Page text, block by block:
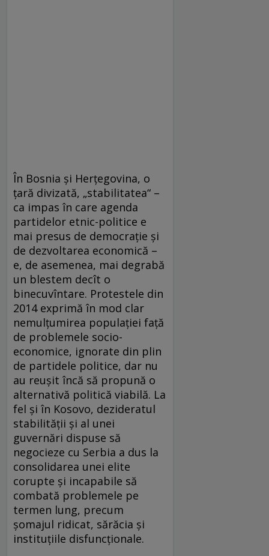
În Bosnia și Herțegovina, o
țară divizată, „stabilitatea“ –
ca impas în care agenda
partidelor etnic-politice e
mai presus de democrație și
de dezvoltarea economică –
e, de asemenea, mai degrabă
un blestem decît o
binecuvîntare. Protestele din
2014 exprimă în mod clar
nemulțumirea populației față
de problemele socio-
economice, ignorate din plin
de partidele politice, dar nu
au reușit încă să propună o
alternativă politică viabilă. La
fel și în Kosovo, dezideratul
stabilității și al unei
guvernări dispuse să
negocieze cu Serbia a dus la
consolidarea unei elite
corupte și incapabile să
combată problemele pe
termen lung, precum
șomajul ridicat, sărăcia și
instituțiile disfuncționale.